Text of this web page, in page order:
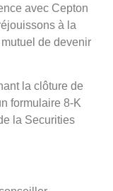
avec Cepton
à la
de devenir
la clôture de
formulaire 8-K
la Securities